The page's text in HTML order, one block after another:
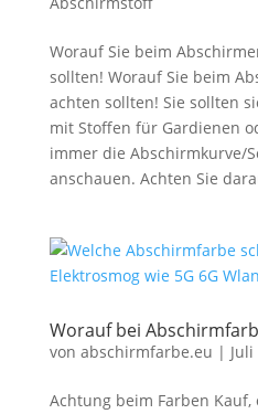
Worauf Sie beim
sollten! Worauf Sie beim
achten sollten! Sie sollten
mit Stoffen für Gardienen
immer die Abschirmkurve/
anschauen. Achten Sie
Worauf bei
von abschirmfarbe.eu |
Achtung beim Farben